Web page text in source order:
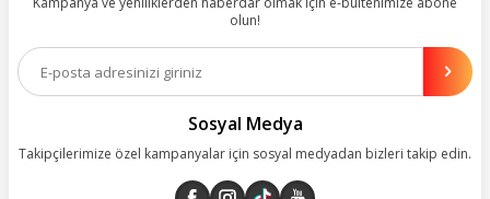
olanakları sunuyoruz. Çalışmalarımızı müşterilerimizin memnuniyetini
esas alarak yürütüyoruz.
olun!
Sosyal Medya
Takipçilerimize özel kampanyalar için sosyal medyadan bizleri takip edin.